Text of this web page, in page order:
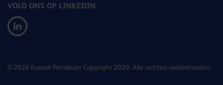
VOLG ONS OP LINKEDIN
©2026 Kuwait Petroleum Copyright 2020. Alle rechten voorbehouden.